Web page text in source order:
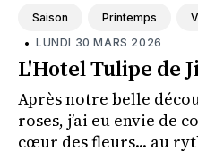
Saison Printemps
• LUNDI 30 MARS 2026
L'Hotel Tulipe de
Après notre belle
roses, j’ai eu envie de
cœur des fleurs... au